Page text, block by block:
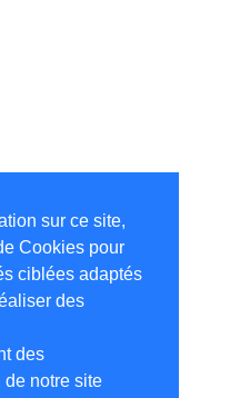
sur ce site,
Cookies pour
ciblées adaptés
des
des
de notre site